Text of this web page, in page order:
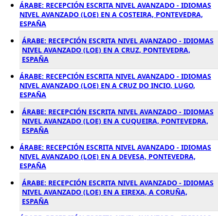
ÁRABE: RECEPCIÓN ESCRITA NIVEL AVANZADO - IDIOMAS
NIVEL AVANZADO (LOE) EN A COSTEIRA, PONTEVEDRA,
ESPAÑA
ÁRABE: RECEPCIÓN ESCRITA NIVEL AVANZADO - IDIOMAS
NIVEL AVANZADO (LOE) EN A CRUZ, PONTEVEDRA,
ESPAÑA
ÁRABE: RECEPCIÓN ESCRITA NIVEL AVANZADO - IDIOMAS
NIVEL AVANZADO (LOE) EN A CRUZ DO INCIO, LUGO,
ESPAÑA
ÁRABE: RECEPCIÓN ESCRITA NIVEL AVANZADO - IDIOMAS
NIVEL AVANZADO (LOE) EN A CUQUEIRA, PONTEVEDRA,
ESPAÑA
ÁRABE: RECEPCIÓN ESCRITA NIVEL AVANZADO - IDIOMAS
NIVEL AVANZADO (LOE) EN A DEVESA, PONTEVEDRA,
ESPAÑA
ÁRABE: RECEPCIÓN ESCRITA NIVEL AVANZADO - IDIOMAS
NIVEL AVANZADO (LOE) EN A EIREXA, A CORUÑA,
ESPAÑA